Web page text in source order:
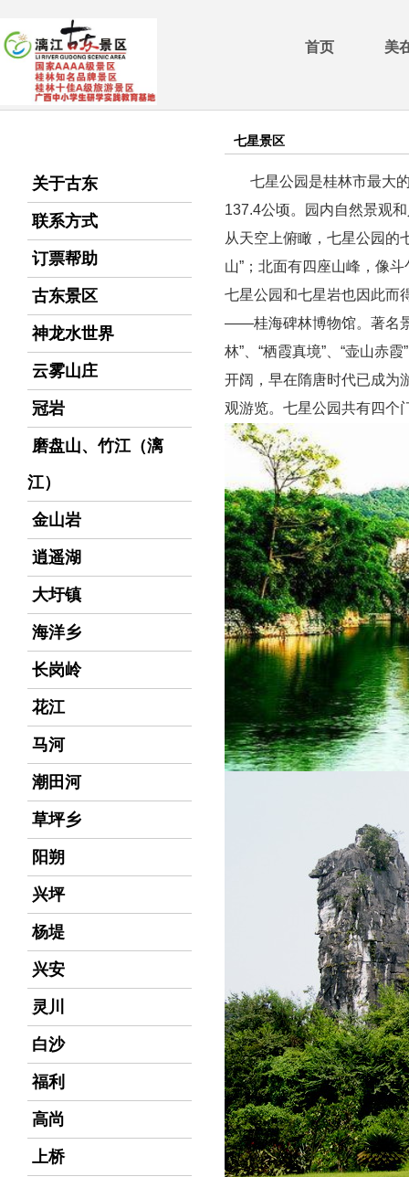
首页 美
关于古东
联系方式
订票帮助
古东景区
神龙水世界
云雾山庄
冠岩
磨盘山、竹江（漓
江）
金山岩
逍遥湖
大圩镇
海洋乡
长岗岭
花江
马河
潮田河
草坪乡
阳朔
兴坪
杨堤
兴安
灵川
白沙
福利
高尚
上桥
七星景区
七星公园是桂林市最大
137.4公顷。园内自然景观
从天空上俯瞰，七星公园的
山” ；北面有四座山峰，像
七星公园和七星岩也因此而
——桂海碑林博物馆。著名
林” “栖霞真境” “壶山赤霞”
开阔，早在隋唐时代已成为
观游览。七星公园共有四个